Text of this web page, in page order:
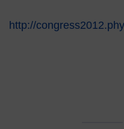
http://